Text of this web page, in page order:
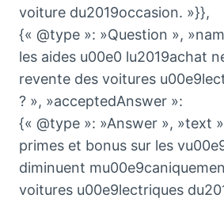
voiture du2019occasion. »}},
{« @type »: »Question »,
les aides u00e0 lu2019achat
revente des voitures
? », »acceptedAnswer »:
{« @type »: »Answer », »text
primes et bonus sur les
diminuent
voitures u00e9lectriques